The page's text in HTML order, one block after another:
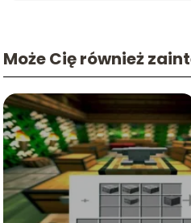
Może Cię również